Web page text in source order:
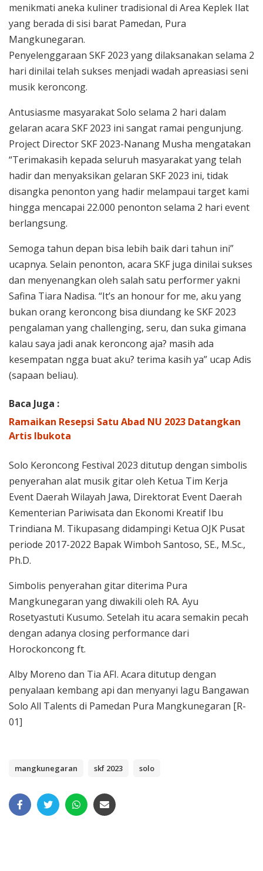
menikmati aneka kuliner tradisional di Area Keplek Ilat
yang berada di sisi barat Pamedan, Pura
Mangkunegaran.
Penyelenggaraan SKF 2023 yang dilaksanakan selama 2
hari dinilai telah sukses menjadi wadah apreasiasi seni
musik keroncong.
Antusiasme masyarakat Solo selama 2 hari dalam
gelaran acara SKF 2023 ini sangat ramai pengunjung.
Project Director SKF 2023-Nanang Musha mengatakan
“Terimakasih kepada seluruh masyarakat yang telah
hadir dan menyaksikan gelaran SKF 2023 ini, tidak
disangka penonton yang hadir melampaui target kami
hingga mencapai 22.000 penonton selama 2 hari event
berlangsung.
Semoga tahun depan bisa lebih baik dari tahun ini”
ucapnya. Selain penonton, acara SKF juga dinilai sukses
dan menyenangkan oleh salah satu performer yakni
Safina Tiara Nadisa. “It’s an honour for me, aku yang
bukan orang keroncong bisa diundang ke SKF 2023
pengalaman yang challenging, seru, dan suka gimana
kalau saya jadi anak keroncong aja? masih ada
kesempatan ngga buat aku? terima kasih ya” ucap Adis
(sapaan beliau).
Baca Juga :
Ramaikan Resepsi Satu Abad NU 2023 Datangkan
Artis Ibukota
Solo Keroncong Festival 2023 ditutup dengan simbolis
penyerahan alat musik gitar oleh Ketua Tim Kerja
Event Daerah Wilayah Jawa, Direktorat Event Daerah
Kementerian Pariwisata dan Ekonomi Kreatif Ibu
Trindiana M. Tikupasang didampingi Ketua OJK Pusat
periode 2017-2022 Bapak Wimboh Santoso, SE., M.Sc.,
Ph.D.
Simbolis penyerahan gitar diterima Pura
Mangkunegaran yang diwakili oleh RA. Ayu
Rosetyastuti Kusumo. Setelah itu acara semakin pecah
dengan adanya closing performance dari
Horockoncong ft.
Alby Moreno dan Tia AFI. Acara ditutup dengan
penyalaan kembang api dan menyanyi lagu Bangawan
Solo All Talents di Pamedan Pura Mangkunegaran [R-
01]
mangkunegaran skf 2023 solo